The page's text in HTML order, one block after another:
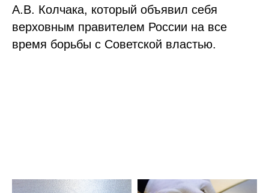
А.В. Колчака, который объявил себя
верховным правителем России на все
время борьбы с Советской властью.